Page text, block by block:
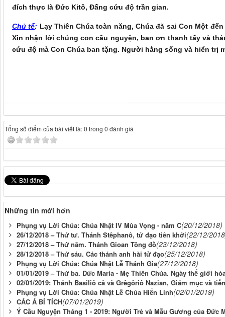
đích thực là Ðức Kitô, Ðấng cứu độ trần gian.
Chủ tế: Lạy Thiên Chúa toàn năng, Chúa đã sai Con Một
Xin nhận lời chúng con cầu nguyện, ban ơn thanh tẩy và
cứu độ mà Con Chúa ban tặng. Người hằng sống và hiển trị
Tổng số điểm của bài viết là: 0 trong 0 đánh giá
Những tin mới hơn
Phụng vụ Lời Chúa: Chúa Nhật IV Mùa Vọng - năm C(20/12/2018)
26/12/2018 – Thứ tư. Thánh Stêphanô, tử đạo tiên khởi(22/12/
27/12/2018 – Thứ năm. Thánh Gioan Tông đồ(23/12/2018)
28/12/2018 – Thứ sáu. Các thánh anh hài tử đạo(25/12/2018)
Phụng vụ Lời Chúa: Chúa Nhật Lễ Thánh Gia(27/12/2018)
01/01/2019 – Thứ ba. Đức Maria - Mẹ Thiên Chúa. Ngày thế giới
02/01/2019: Thánh Basiliô cả và Grêgôriô Nazian, Giám mục và
Phụng vụ Lời Chúa: Chúa Nhật Lễ Chúa Hiển Linh(02/01/2019)
CÁC Á BÍ TÍCH(07/01/2019)
Ý Cầu Nguyện Tháng 1 - 2019: Người Trẻ và Mẫu Gương của Đức